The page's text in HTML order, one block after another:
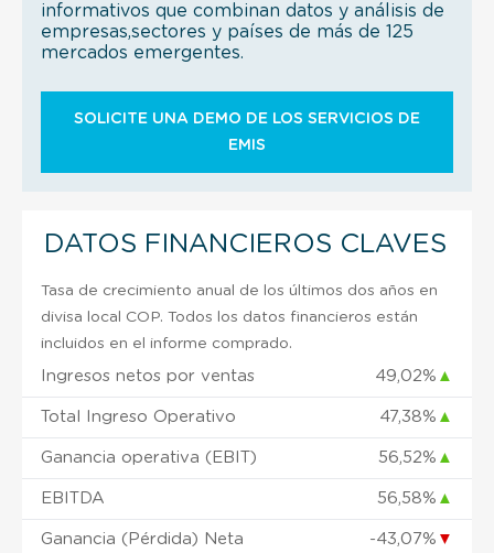
informativos que combinan datos y análisis de
empresas,sectores y países de más de 125
mercados emergentes.
SOLICITE UNA DEMO DE LOS SERVICIOS DE
EMIS
DATOS FINANCIEROS CLAVES
Tasa de crecimiento anual de los últimos dos años en
divisa local COP. Todos los datos financieros están
incluidos en el informe comprado.
Ingresos netos por ventas 49,02% ▲
Total Ingreso Operativo 47,38% ▲
Ganancia operativa (EBIT) 56,52% ▲
EBITDA 56,58% ▲
Ganancia (Pérdida) Neta -43,07% ▼